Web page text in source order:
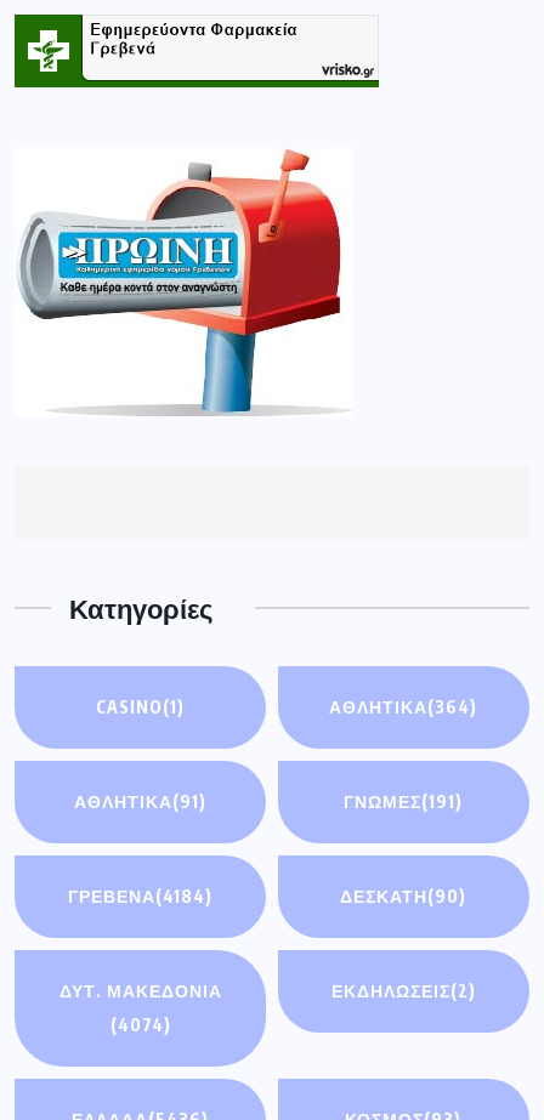
Κατηγορίες
CASINO(1) ΑΘΛΗΤΙΚΑ(364)
ΑΘΛΗΤΙΚΆ(91) ΓΝΩΜΕΣ(191)
ΓΡΕΒΕΝΑ(4184) ΔΕΣΚΑΤΗ(90)
ΔΥΤ. ΜΑΚΕΔΟΝΙΑ
(4074)
ΕΚΔΗΛΩΣΕΙΣ(2)